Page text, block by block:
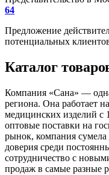
64
Предложение
потенциальных
Каталог
Компания «Сана» —
региона. Она работает
медицинских изделий с
оптовые поставки на
рынок, компания сумела
доверия среди
сотрудничество с
продаж в самые разные